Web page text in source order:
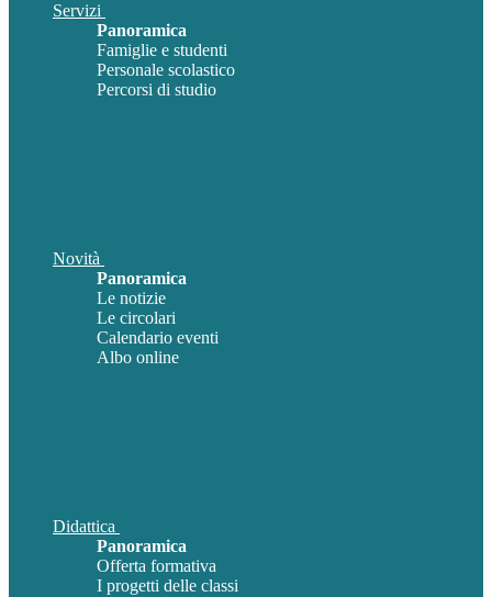
Servizi
Panoramica
Famiglie e studenti
Personale scolastico
Percorsi di studio
Novità
Panoramica
Le notizie
Le circolari
Calendario eventi
Albo online
Didattica
Panoramica
Offerta formativa
I progetti delle classi